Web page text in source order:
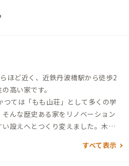
ほど近く、近鉄丹波橋駅から徒歩2
高い家です。
ては「もも山荘」として多くの学
んな歴史ある家をリノベーション
設えへとつくり変えました。木目
すべて表示